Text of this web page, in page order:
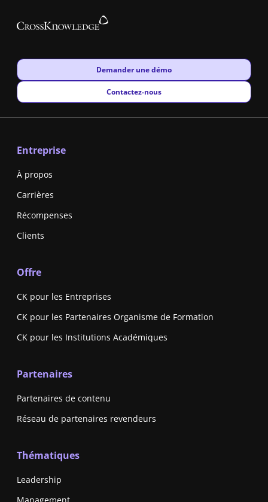
New window
Demander une démo
New window
Contactez-nous
Entreprise
À propos
Carrières
Récompenses
Clients
Offre
CK pour les Entreprises
CK pour les Partenaires Organisme de Formation
CK pour les Institutions Académiques
Partenaires
Partenaires de contenu
Réseau de partenaires revendeurs
Thématiques
Leadership
Management